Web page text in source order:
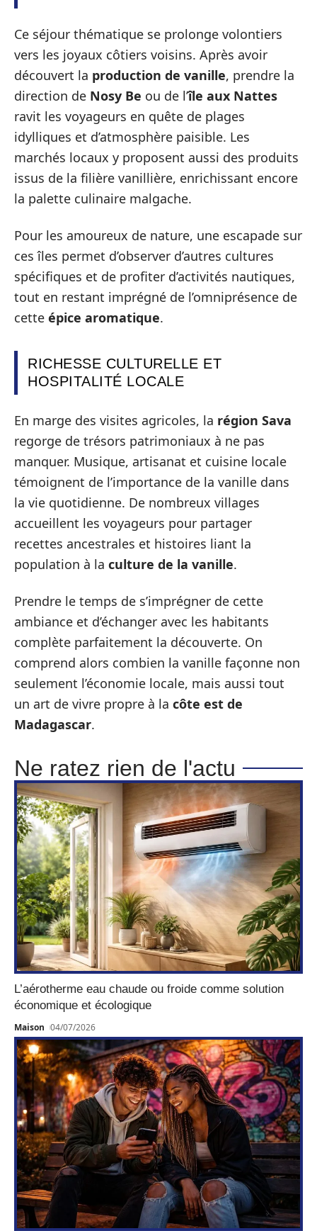
Ce séjour thématique se prolonge volontiers
vers les joyaux côtiers voisins. Après avoir
découvert la production de vanille, prendre la
direction de Nosy Be ou de l’île aux Nattes
ravit les voyageurs en quête de plages
idylliques et d’atmosphère paisible. Les
marchés locaux y proposent aussi des produits
issus de la filière vanillière, enrichissant encore
la palette culinaire malgache.
Pour les amoureux de nature, une escapade sur
ces îles permet d’observer d’autres cultures
spécifiques et de profiter d’activités nautiques,
tout en restant imprégné de l’omniprésence de
cette épice aromatique.
RICHESSE CULTURELLE ET
HOSPITALITÉ LOCALE
En marge des visites agricoles, la région Sava
regorge de trésors patrimoniaux à ne pas
manquer. Musique, artisanat et cuisine locale
témoignent de l’importance de la vanille dans
la vie quotidienne. De nombreux villages
accueillent les voyageurs pour partager
recettes ancestrales et histoires liant la
population à la culture de la vanille.
Prendre le temps de s’imprégner de cette
ambiance et d’échanger avec les habitants
complète parfaitement la découverte. On
comprend alors combien la vanille façonne non
seulement l’économie locale, mais aussi tout
un art de vivre propre à la côte est de
Madagascar.
Ne ratez rien de l'actu
L’aérotherme eau chaude ou froide comme solution
économique et écologique
Maison 04/07/2026